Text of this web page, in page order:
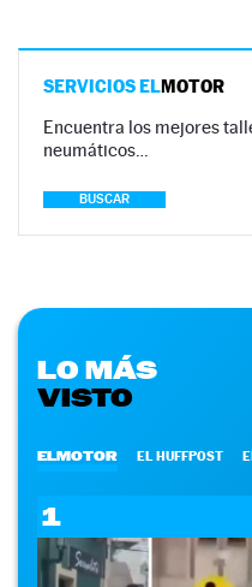
SERVICIOS ELMOTOR
Encuentra los mejores
neumáticos…
BUSCAR
LO MÁS
VISTO
ELMOTOR EL HUFFPOST
1